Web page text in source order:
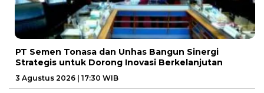
PT Semen Tonasa dan Unhas Bangun Sinergi
Strategis untuk Dorong Inovasi Berkelanjutan
3 Agustus 2026 | 17:30 WIB